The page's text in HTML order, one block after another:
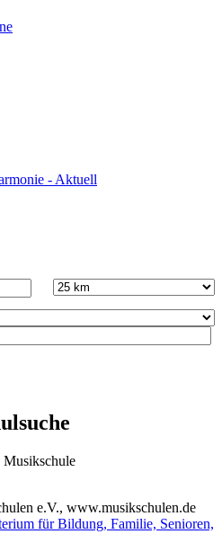
- Aktuell
Musikschule
e.V., www.musikschulen.de